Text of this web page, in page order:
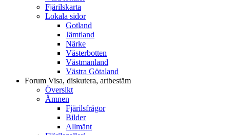
Fjärilskarta
Lokala sidor
Gotland
Jämtland
Närke
Västerbotten
Västmanland
Västra Götaland
Forum Visa, diskutera, artbestäm
Översikt
Ämnen
Fjärilsfrågor
Bilder
Allmänt